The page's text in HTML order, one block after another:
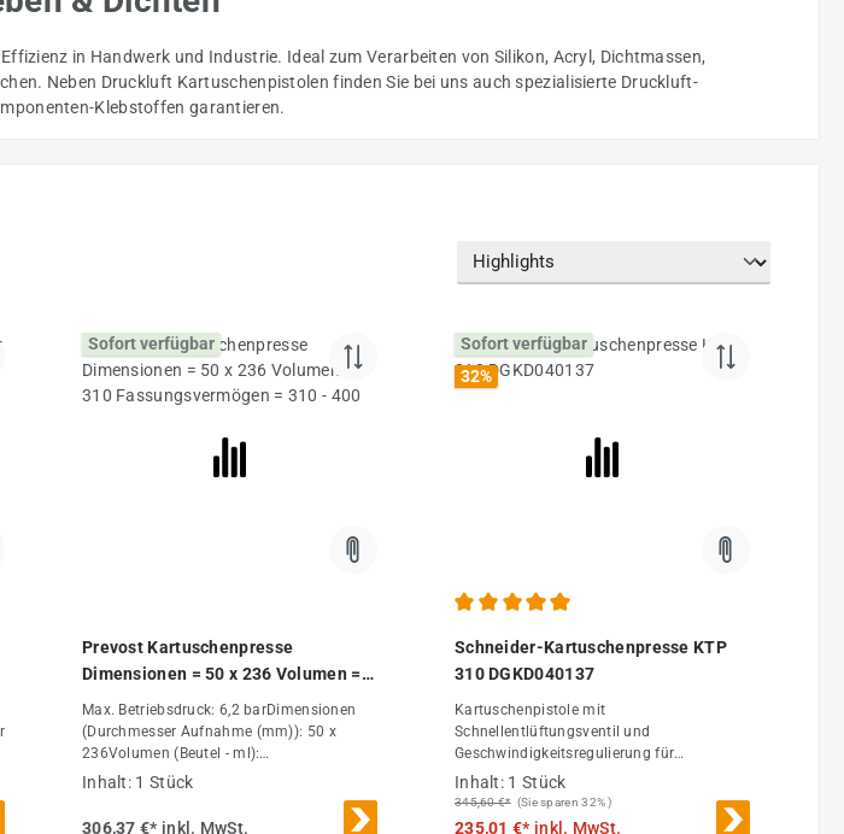
in Handwerk und Industrie. Ideal zum Verarbeiten von Silikon, Acryl, Dichtmassen,
Neben Druckluft Kartuschenpistolen finden Sie bei uns auch spezialisierte Druckluft-
Klebstoffen garantieren.
Sofort verfügbar
Prevost Kartuschenpresse
Dimensionen = 50 x 236 Volumen =
310 Fassungsvermögen = 310 - 400
Max. Betriebsdruck: 6,2 barDimensionen
(Durchmesser Aufnahme (mm)): 50 x
236Volumen (Beutel - ml):
310Fassungsvermögen (Kartuschen - ml):
(dB(A)): 91Anschluss: Lieferung mit 3
Inhalt: 1 Stück
306,37 €* inkl. MwSt.
Sofort verfügbar
32%
Schneider-Kartuschenpresse KTP
310 DGKD040137
Kartuschenpistole mit
Schnellentlüftungsventil und
Geschwindigkeitsregulierung für
handelsübliche 310 ml Kunststoff-
Kartuschen. Schneider Kartuschenpistolen
bei DF Druckluft-Fachhandel.
Inhalt: 1 Stück
345,60 €* (Sie sparen 32% )
235,01 €* inkl. MwSt.